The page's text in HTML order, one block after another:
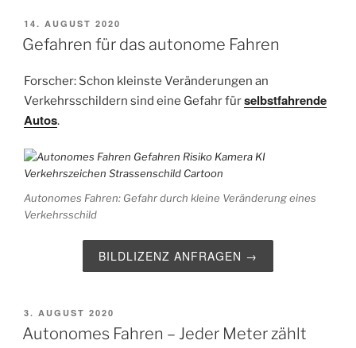
VERÖFFENTLICHT
AM
14. AUGUST 2020
Gefahren für das autonome Fahren
Forscher: Schon kleinste Veränderungen an
Verkehrsschildern sind eine Gefahr fürselbstfahrende
Autos.
Autonomes Fahren: Gefahr durch kleine Veränderung eines
Verkehrsschild
BILDLIZENZ ANFRAGEN →
VERÖFFENTLICHT
AM
3. AUGUST 2020
Autonomes Fahren – Jeder Meter zählt